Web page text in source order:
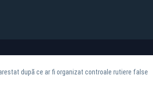
după ce ar fi organizat controale rutiere false